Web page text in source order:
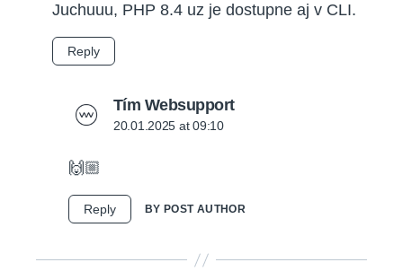
Juchuuu, PHP 8.4 uz je dostupne aj v CLI.
Reply
Tím Websupportsays:
20.01.2025 at 09:10
🙌🏼
Reply BY POST AUTHOR